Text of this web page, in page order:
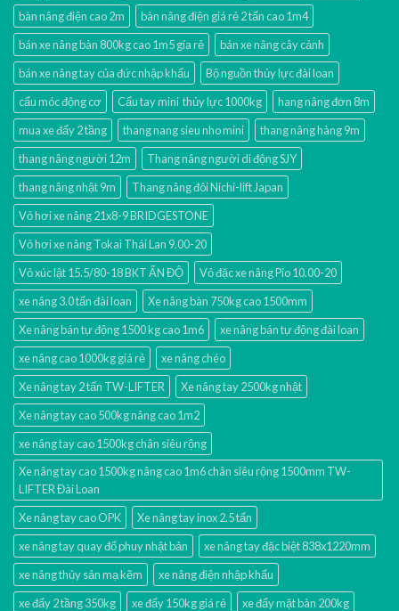
bàn nâng điện cao 2m
bàn nâng điện giá rẻ 2 tấn cao 1m4
bán xe nâng bàn 800kg cao 1m5 gía rẻ
bán xe nâng cây cảnh
bán xe nâng tay của đức nhập khẩu
Bộ nguồn thủy lực đài loan
cẩu móc động cơ
Cẩu tay mini thủy lực 1000kg
hang nâng đơn 8m
mua xe đẩy 2 tầng
thang nang sieu nho mini
thang nâng hàng 9m
thang nâng người 12m
Thang nâng người di động SJY
thang nâng nhật 9m
Thang nâng đôi Nichi-lift Japan
Vỏ hơi xe nâng 21x8-9 BRIDGESTONE
Vỏ hơi xe nâng Tokai Thái Lan 9.00-20
Vỏ xúc lật 15.5/80-18 BKT ẤN ĐỘ
Vỏ đặc xe nâng Pio 10.00-20
xe nâng 3.0 tấn đài loan
Xe nâng bàn 750kg cao 1500mm
Xe nâng bán tự động 1500 kg cao 1m6
xe nâng bán tự động đài loan
xe nâng cao 1000kg giá rẻ
xe nâng chéo
Xe nâng tay 2 tấn TW-LIFTER
Xe nâng tay 2500kg nhật
Xe nâng tay cao 500kg nâng cao 1m2
xe nâng tay cao 1500kg chân siêu rộng
Xe nâng tay cao 1500kg nâng cao 1m6 chân siêu rộng 1500mm TW-
LIFTER Đài Loan
Xe nâng tay cao OPK
Xe nâng tay inox 2.5 tấn
xe nâng tay quay đổ phuy nhật bản
xe nâng tay đặc biệt 838x1220mm
xe nâng thủy sản mạ kẽm
xe nâng điện nhập khấu
xe đẩy 2 tầng 350kg
xe đẩy 150kg giá rẻ
xe đẩy mặt bàn 200kg